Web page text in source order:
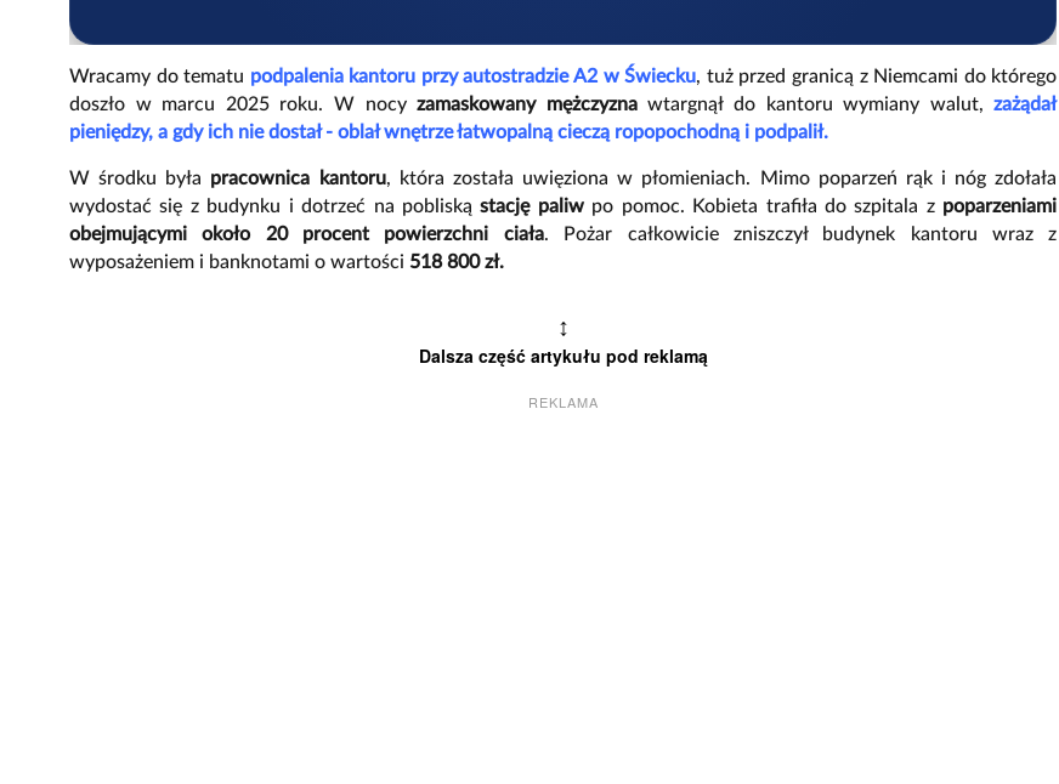
Wracamy do tematu podpalenia kantoru przy autostradzie A2 w Świecku, tuż przed granicą z Niemcami do którego
doszło w marcu 2025 roku. W nocyzamaskowany mężczyznawtargnął do kantoru wymiany walut,zażądał
pieniędzy, a gdy ich nie dostał - oblał wnętrze łatwopalną cieczą ropopochodną i podpalił.
W środku była pracownica kantoru, która została uwięziona w płomieniach. Mimo poparzeń rąk i nóg zdołała
wydostać się z budynku i dotrzeć na pobliskąstację paliwpo pomoc. Kobieta trafiła do szpitala z poparzeniami
obejmującymi około 20 procent powierzchni ciała.
Pożar całkowicie zniszczył budynek kantoru wraz z
wyposażeniem i banknotami o wartości 518 800 zł.
↕
Dalsza część artykułu pod reklamą
REKLAMA